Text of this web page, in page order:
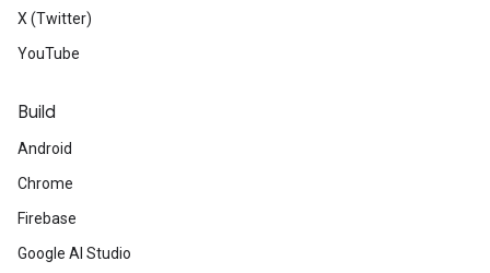
X (Twitter)
YouTube
Build
Android
Chrome
Firebase
Google AI Studio